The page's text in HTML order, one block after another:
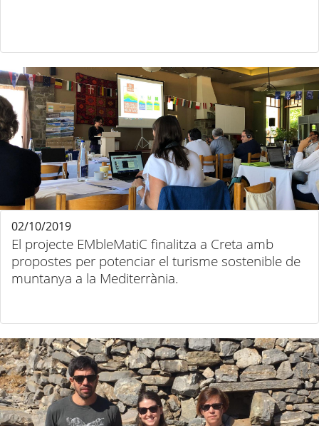
El projecte EMbleMatiC finalitza a Creta amb
propostes per potenciar el turisme sostenible de
muntanya a la Mediterrània.
02/10/2019